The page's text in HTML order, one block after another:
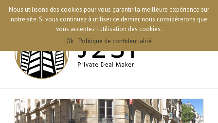
06 10 23 97 89 | contact@j2si.fr
Nous utilisons des cookies pour vous garantir la meilleure expérience sur
notre site. Si vous continuez à utiliser ce dernier, nous considérerons que
vous acceptez l'utilisation des cookies.
Ok
Politique de confidentialité